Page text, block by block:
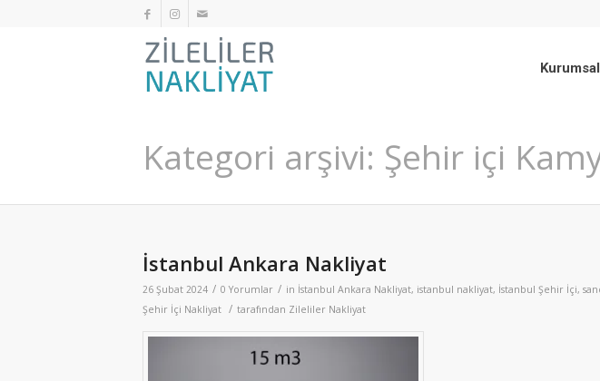
Kurumsal
Kategori arşivi: Şehir içi
İstanbul Ankara Nakliyat
26 Şubat 2024 / 0 Yorumlar / in İstanbul Ankara Nakliyat, istanbul nakliyat, İstanbul Şehir İçi,
Şehir İçi Nakliyat / tarafından Zileliler Nakliyat